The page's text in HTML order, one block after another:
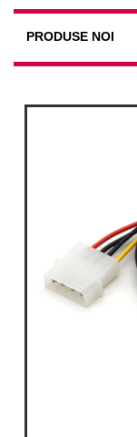
PRODUSE NOI